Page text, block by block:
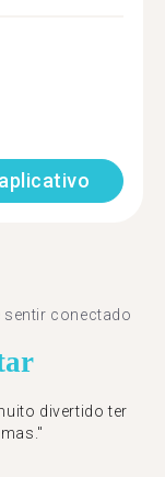
sentir conectado
divertido ter